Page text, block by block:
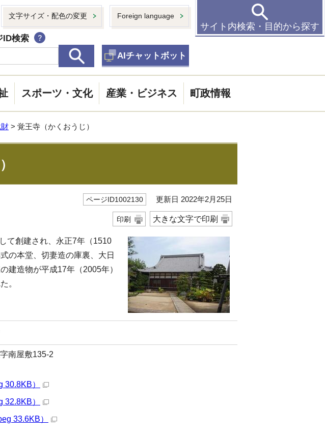
文字サイズ・配色の変更 Foreign language
ID検索
AIチャットボット
サイト内検索・目的から探す
スポーツ・文化 産業・ビジネス 町政情報
> 覚王寺（かくおうじ）
ページID1002130 更新日 2022年2月25日
印刷 大きな文字で印刷
て創建され、永正7年（1510
の本堂、切妻造の庫裏、大日
建造物が平成17年（2005年）
。
南屋敷135-2
）
）
33.6KB）